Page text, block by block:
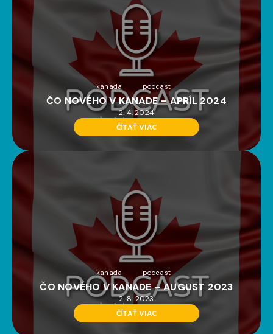
kanada podcast
ČO NOVÉHO V KANADE – APRÍL 2024
2. 4. 2024
ČÍTAŤ VIAC
kanada podcast
ČO NOVÉHO V KANADE – AUGUST 2023
2. 8. 2023
ČÍTAŤ VIAC